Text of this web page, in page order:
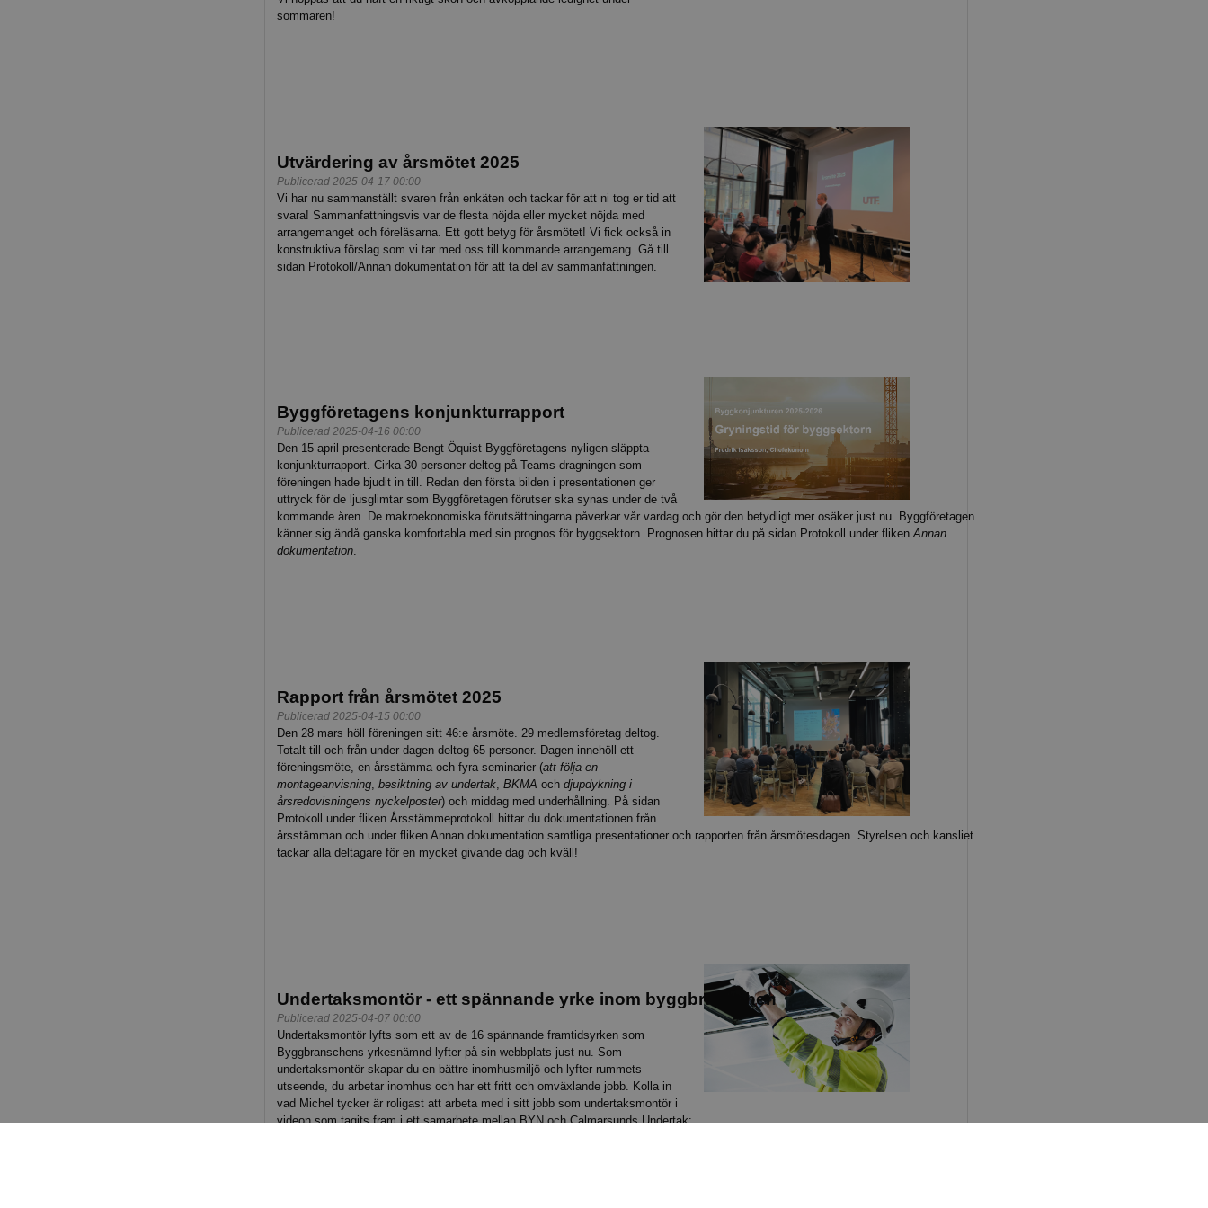
sommaren!
Utvärdering av årsmötet 2025
Publicerad 2025-04-17 00:00
Vi har nu sammanställt svaren från enkäten och tackar för att ni tog er tid att
svara! Sammanfattningsvis var de flesta nöjda eller mycket nöjda med
arrangemanget och föreläsarna. Ett gott betyg för årsmötet! Vi fick också in
konstruktiva förslag som vi tar med oss till kommande arrangemang. Gå till
sidan Protokoll/Annan dokumentation för att ta del av sammanfattningen.
Byggföretagens konjunkturrapport
Publicerad 2025-04-16 00:00
Den 15 april presenterade Bengt Öquist Byggföretagens nyligen släppta
konjunkturrapport. Cirka 30 personer deltog på Teams-dragningen som
föreningen hade bjudit in till. Redan den första bilden i presentationen ger
uttryck för de ljusglimtar som Byggföretagen förutser ska synas under de två
kommande åren. De makroekonomiska förutsättningarna påverkar vår vardag och gör den betydligt mer osäker just nu. Byggföretagen
känner sig ändå ganska komfortabla med sin prognos för byggsektorn. Prognosen hittar du på sidan Protokoll under flikenAnnan
dokumentation.
Rapport från årsmötet 2025
Publicerad 2025-04-15 00:00
Den 28 mars höll föreningen sitt 46:e årsmöte. 29 medlemsföretag deltog.
Totalt till och från under dagen deltog 65 personer. Dagen innehöll ett
föreningsmöte, en årsstämma och fyra seminarier (att följa en
montageanvisning,besiktning av undertak,BKMA ochdjupdykning i
årsredovisningens nyckelposter) och middag med underhållning. På sidan
Protokoll under fliken Årsstämmeprotokoll hittar du dokumentationen från
årsstämman och under fliken Annan dokumentation samtliga presentationer och rapporten från årsmötesdagen. Styrelsen och kansliet
tackar alla deltagare för en mycket givande dag och kväll!
Undertaksmontör - ett spännande yrke inom byggbranschen
Publicerad 2025-04-07 00:00
Undertaksmontör lyfts som ett av de 16 spännande framtidsyrken som
Byggbranschens yrkesnämnd lyfter på sin webbplats just nu. Som
undertaksmontör skapar du en bättre inomhusmiljö och lyfter rummets
utseende, du arbetar inomhus och har ett fritt och omväxlande jobb. Kolla in
vad Michel tycker är roligast att arbeta med i sitt jobb som undertaksmontör i
videon som tagits fram i ett samarbete mellan BYN och Calmarsunds Undertak: